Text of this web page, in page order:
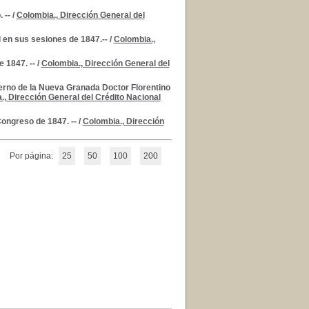
--/ Colombia., Dirección General del
sus sesiones de 1847.--/ Colombia.,
1847. --/ Colombia., Dirección General del
de la Nueva Granada Doctor Florentino
Dirección General del Crédito Nacional
de 1847. --/ Colombia., Dirección
Por página: 25 50 100 200